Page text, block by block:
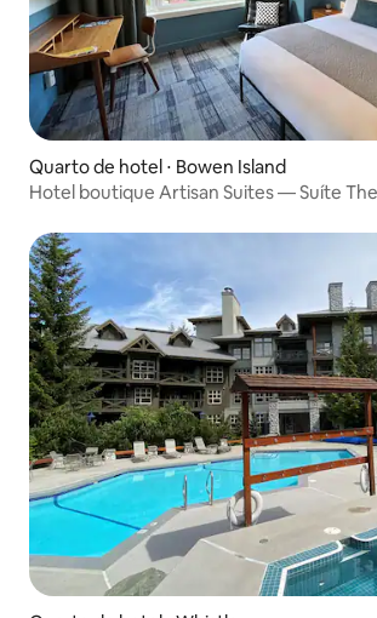
Quarto de hotel ⋅ Bowen Island
Hotel boutique Artisan Suites — Suíte